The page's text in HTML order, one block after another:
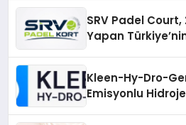
SRV Padel
Yapan
Kleen-Hy-Dro-
Emisyonlu